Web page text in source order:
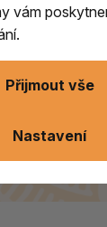
vám
Nastavení
Přijmout vše